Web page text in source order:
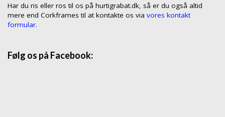
Har du ris eller ros til os på hurtigrabat.dk, så er du også altid
mere end Corkframes til at kontakte os via vores kontakt
formular.
Følg os på Facebook: